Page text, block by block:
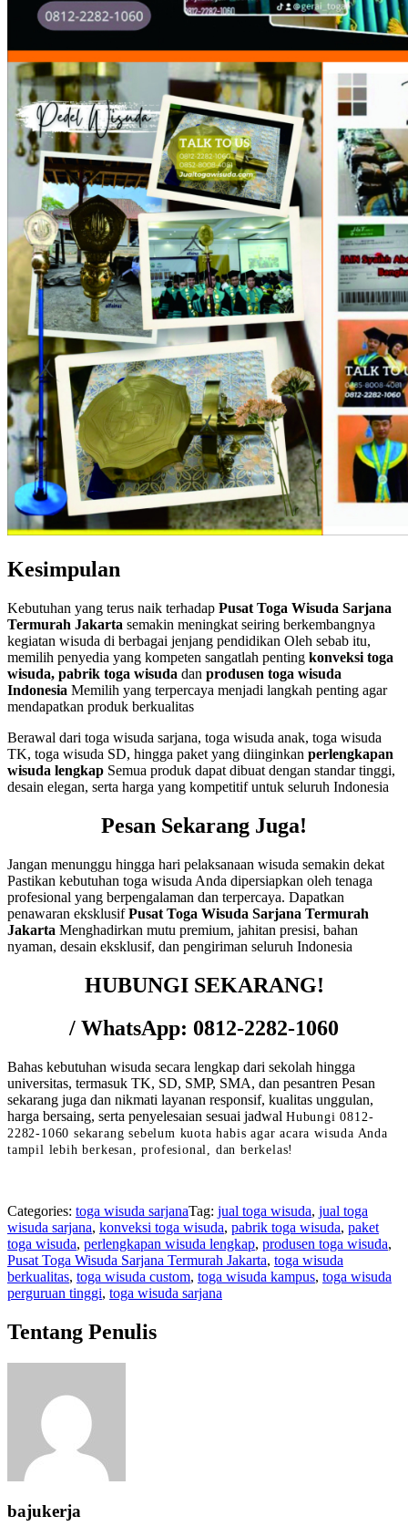
Kesimpulan
Kebutuhan yang terus naik terhadap Pusat Toga Wisuda Sarjana
Termurah Jakarta semakin meningkat seiring berkembangnya
kegiatan wisuda di berbagai jenjang pendidikan Oleh sebab itu,
memilih penyedia yang kompeten sangatlah penting konveksi toga
wisuda, pabrik toga wisuda dan produsen toga wisuda
Indonesia Memilih yang terpercaya menjadi langkah penting agar
mendapatkan produk berkualitas
Berawal dari toga wisuda sarjana, toga wisuda anak, toga wisuda
TK, toga wisuda SD, hingga paket yang diinginkan perlengkapan
wisuda lengkap Semua produk dapat dibuat dengan standar tinggi,
desain elegan, serta harga yang kompetitif untuk seluruh Indonesia
Pesan Sekarang Juga!
Jangan menunggu hingga hari pelaksanaan wisuda semakin dekat
Pastikan kebutuhan toga wisuda Anda dipersiapkan oleh tenaga
profesional yang berpengalaman dan terpercaya. Dapatkan
penawaran eksklusifPusat Toga Wisuda Sarjana Termurah
Jakarta Menghadirkan mutu premium, jahitan presisi, bahan
nyaman, desain eksklusif, dan pengiriman seluruh Indonesia
HUBUNGI SEKARANG!
/ WhatsApp: 0812-2282-1060
Bahas kebutuhan wisuda secara lengkap dari sekolah hingga
universitas, termasuk TK, SD, SMP, SMA, dan pesantren Pesan
sekarang juga dan nikmati layanan responsif, kualitas unggulan,
harga bersaing, serta penyelesaian sesuai jadwal Hubungi 0812-
2282-1060 sekarang sebelum kuota habis agar acara wisuda Anda
tampil lebih berkesan, profesional, dan berkelas!
Categories: toga wisuda sarjanaTag: jual toga wisuda, jual toga
wisuda sarjana, konveksi toga wisuda, pabrik toga wisuda, paket
toga wisuda, perlengkapan wisuda lengkap, produsen toga wisuda,
Pusat Toga Wisuda Sarjana Termurah Jakarta, toga wisuda
berkualitas, toga wisuda custom, toga wisuda kampus, toga wisuda
perguruan tinggi, toga wisuda sarjana
Tentang Penulis
bajukerja